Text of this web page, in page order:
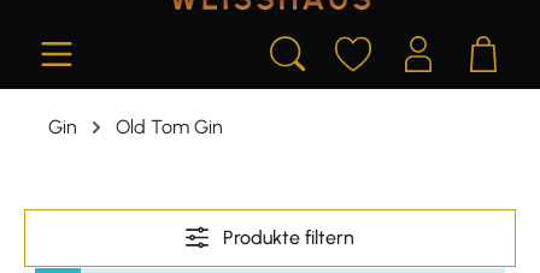
Gin Old Tom Gin
Produkte filtern